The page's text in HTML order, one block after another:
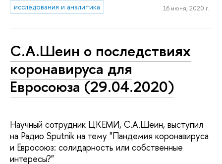
исследования и аналитика
16 июня, 2020 г.
С.А.Шеин о последствиях
коронавируса для
Евросоюза (29.04.2020)
Научный сотрудник ЦКЕМИ, С.А.Шеин, выступил
на Радио Sputnik на тему "Пандемия коронавируса
и Евросоюз: солидарность или собственные
интересы?"